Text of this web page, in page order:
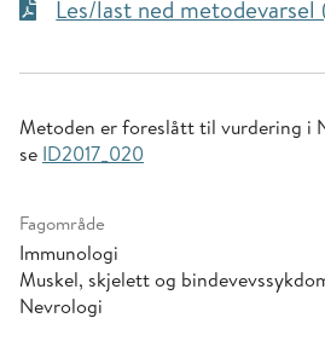
Les/last ned metodevarsel
Metoden er foreslått til vurdering i
se ID2017_020
Fagområde
Immunologi
Muskel, skjelett og
Nevrologi